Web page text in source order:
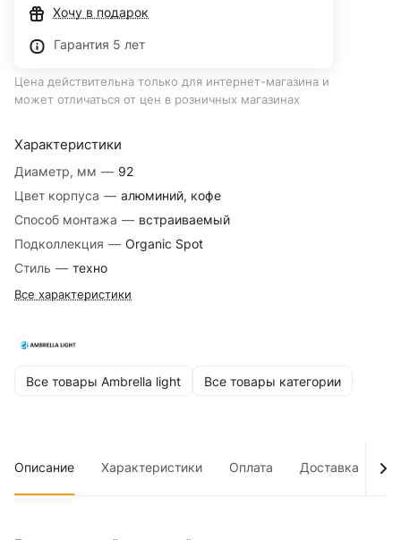
Характеристики
Диаметр, мм — 92
Цвет корпуса — алюминий, кофе
Способ монтажа — встраиваемый
Подколлекция — Organic Spot
Стиль — техно
Все характеристики
Все товары Ambrella light Все товары категории
Хочу в подарок
Гарантия 5 лет
Цена действительна только для интернет-магазина и
может отличаться от цен в розничных магазинах
Описание Характеристики Оплата Доставка